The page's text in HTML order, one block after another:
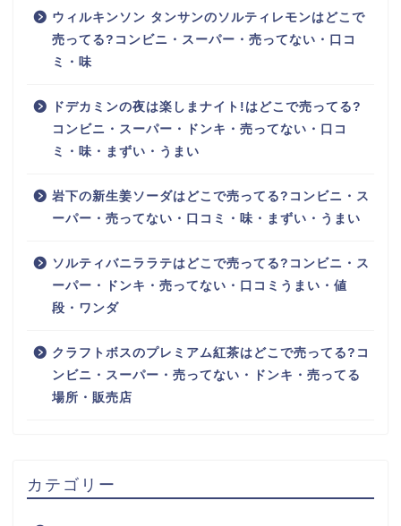
ウィルキンソン タンサンのソルティレモンはどこで
売ってる?コンビニ・スーパー・売ってない・口コ
ミ・味
ドデカミンの夜は楽しまナイト!はどこで売ってる?
コンビニ・スーパー・ドンキ・売ってない・口コ
ミ・味・まずい・うまい
岩下の新生姜ソーダはどこで売ってる?コンビニ・ス
ーパー・売ってない・口コミ・味・まずい・うまい
ソルティバニララテはどこで売ってる?コンビニ・ス
ーパー・ドンキ・売ってない・口コミうまい・値
段・ワンダ
クラフトボスのプレミアム紅茶はどこで売ってる?コ
ンビニ・スーパー・売ってない・ドンキ・売ってる
場所・販売店
カテゴリー